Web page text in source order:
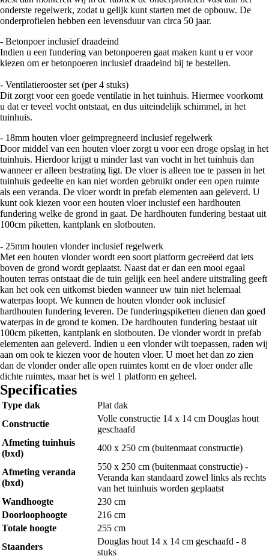
onderste regelwerk, zodat u gelijk kunt starten met de opbouw. De
onderprofielen hebben een levensduur van circa 50 jaar.
- Betonpoer inclusief draadeind
Indien u een fundering van betonpoeren gaat maken kunt u er voor
kiezen om er betonpoeren inclusief draadeind bij te bestellen.
- Ventilatierooster set (per 4 stuks)
Dit zorgt voor een goede ventilatie in het tuinhuis. Hiermee voorkomt
u dat er teveel vocht ontstaat, en dus uiteindelijk schimmel, in het
tuinhuis.
- 18mm houten vloer geïmpregneerd inclusief regelwerk
Door middel van een houten vloer zorgt u voor een droge opslag in het
tuinhuis. Hierdoor krijgt u minder last van vocht in het tuinhuis dan
wanneer er alleen bestrating ligt. De vloer is alleen toe te passen in het
tuinhuis gedeelte en kan niet worden gebruikt onder een open ruimte
als een veranda. De vloer wordt in prefab elementen aan geleverd. U
kunt ook kiezen voor een houten vloer inclusief een hardhouten
fundering welke de grond in gaat. De hardhouten fundering bestaat uit
100cm piketten, kantplank en slotbouten.
- 25mm houten vlonder inclusief regelwerk
Met een houten vlonder wordt een soort platform gecreëerd dat iets
boven de grond wordt geplaatst. Naast dat er dan een mooi egaal
houten terras ontstaat die de tuin gelijk een heel andere uitstraling geeft
kan het ook een uitkomst bieden wanneer uw tuin niet helemaal
waterpas loopt. We kunnen de houten vlonder ook inclusief
hardhouten fundering leveren. De funderingspiketten dienen dan goed
waterpas in de grond te komen. De hardhouten fundering bestaat uit
100cm piketten, kantplank en slotbouten. De vlonder wordt in prefab
elementen aan geleverd. Indien u een vlonder wilt toepassen, raden wij
aan om ook te kiezen voor de houten vloer. U moet het dan zo zien
dan de vlonder onder alle open ruimtes komt en de vloer onder alle
dichte ruimtes, maar het is wel 1 platform en geheel.
Specificaties
Type dak
Plat dak
Constructie
Volle constructie 14 x 14 cm Douglas hout
geschaafd
Afmeting tuinhuis
(bxd)
400 x 250 cm (buitenmaat constructie)
Afmeting veranda
(bxd)
550 x 250 cm (buitenmaat constructie) -
Veranda kan standaard zowel links als rechts
van het tuinhuis worden geplaatst
Wandhoogte
230 cm
Doorloophoogte
216 cm
Totale hoogte
255 cm
Staanders
Douglas hout 14 x 14 cm geschaafd - 8
stuks